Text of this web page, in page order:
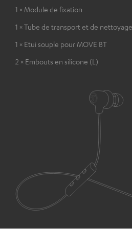
1 × Module de fixation
1 × Tube de transport et de nettoyage
1 × Etui souple pour MOVE BT
2 × Embouts en silicone (L)